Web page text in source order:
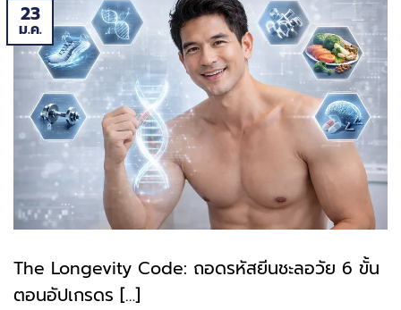
23
ม.ค.
The Longevity Code: ถอดรหัสยีนชะลอวัย 6 ขั้น
ตอนอัปเกรดร […]